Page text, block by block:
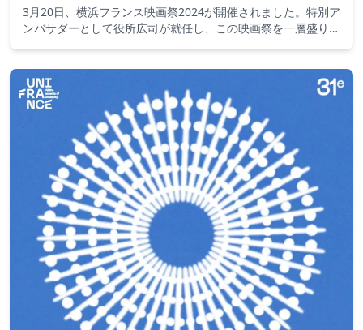
3月20日、横浜フランス映画祭2024が開催されました。特別ア
ンバサダーとして役所広司が就任し、この映画祭を一層盛り上